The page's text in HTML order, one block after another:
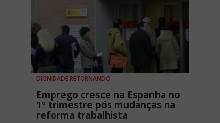
DIGNIDADE RETORNANDO
Emprego cresce na Espanha no
1º trimestre pós mudanças na
reforma trabalhista